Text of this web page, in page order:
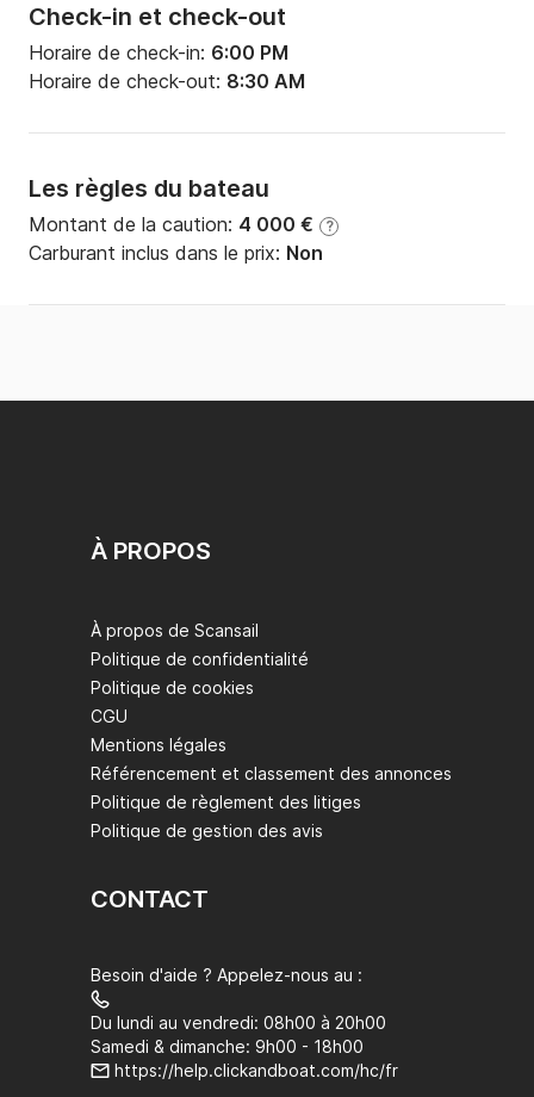
Check-in et check-out
Horaire de check-in: 6:00 PM
Horaire de check-out: 8:30 AM
Les règles du bateau
Montant de la caution: 4 000 € ?
Carburant inclus dans le prix: Non
À PROPOS
À propos de Scansail
Politique de confidentialité
Politique de cookies
CGU
Mentions légales
Référencement et classement des annonces
Politique de règlement des litiges
Politique de gestion des avis
CONTACT
Besoin d'aide ? Appelez-nous au :
Du lundi au vendredi: 08h00 à 20h00
Samedi & dimanche: 9h00 - 18h00
https://help.clickandboat.com/hc/fr